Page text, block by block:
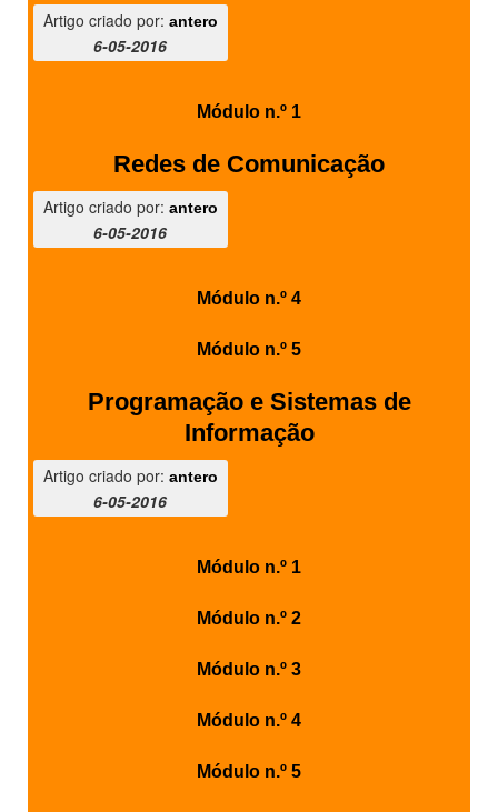
Artigo criado por: antero
6-05-2016
Módulo n.º 1
Redes de Comunicação
Artigo criado por: antero
6-05-2016
Módulo n.º 4
Módulo n.º 5
Programação e Sistemas de
Informação
Artigo criado por: antero
6-05-2016
Módulo n.º 1
Módulo n.º 2
Módulo n.º 3
Módulo n.º 4
Módulo n.º 5